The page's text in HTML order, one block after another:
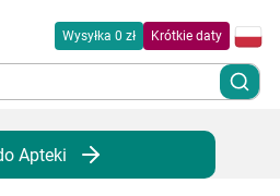
Wysyłka 0 zł Krótkie daty
Apteki